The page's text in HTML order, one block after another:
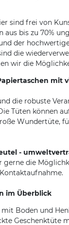
sind frei von
aus bis zu 70%
der
die
wir die
mit
die robuste
Tüten können
Wundertüte,
-
die
im Überblick
Boden und
Geschenktüte